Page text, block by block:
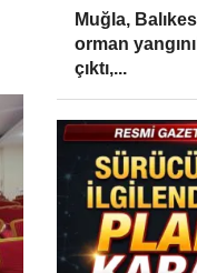
Muğla,
orman
çıktı,...